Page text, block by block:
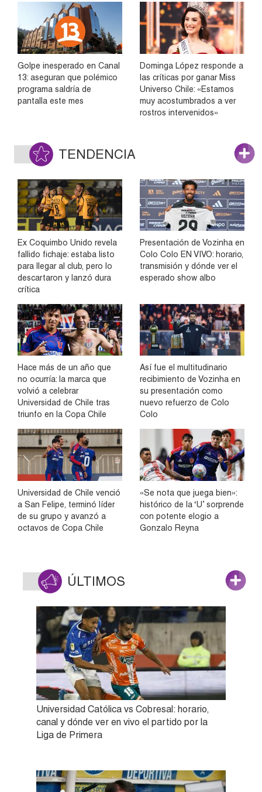
Golpe inesperado en Canal
13: aseguran que polémico
programa saldría de
pantalla este mes
Dominga López responde a
las críticas por ganar Miss
Universo Chile: «Estamos
muy acostumbrados a ver
rostros intervenidos»
TENDENCIA
Ex Coquimbo Unido revela
fallido fichaje: estaba listo
para llegar al club, pero lo
descartaron y lanzó dura
crítica
Presentación de Vozinha en
Colo Colo EN VIVO: horario,
transmisión y dónde ver el
esperado show albo
Hace más de un año que
no ocurría: la marca que
volvió a celebrar
Universidad de Chile tras
triunfo en la Copa Chile
Así fue el multitudinario
recibimiento de Vozinha en
su presentación como
nuevo refuerzo de Colo
Colo
Universidad de Chile venció
a San Felipe, terminó líder
de su grupo y avanzó a
octavos de Copa Chile
«Se nota que juega bien»:
histórico de la ‘U’ sorprende
con potente elogio a
Gonzalo Reyna
ÚLTIMOS
Universidad Católica vs Cobresal: horario,
canal y dónde ver en vivo el partido por la
Liga de Primera